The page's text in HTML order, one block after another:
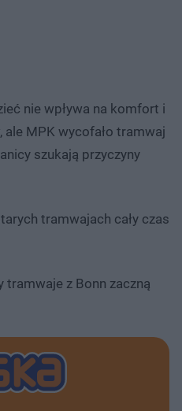
nie wpływa na komfort i
MPK wycofało tramwaj
szukają przyczyny
tramwajach cały czas
tramwaje z Bonn zaczną